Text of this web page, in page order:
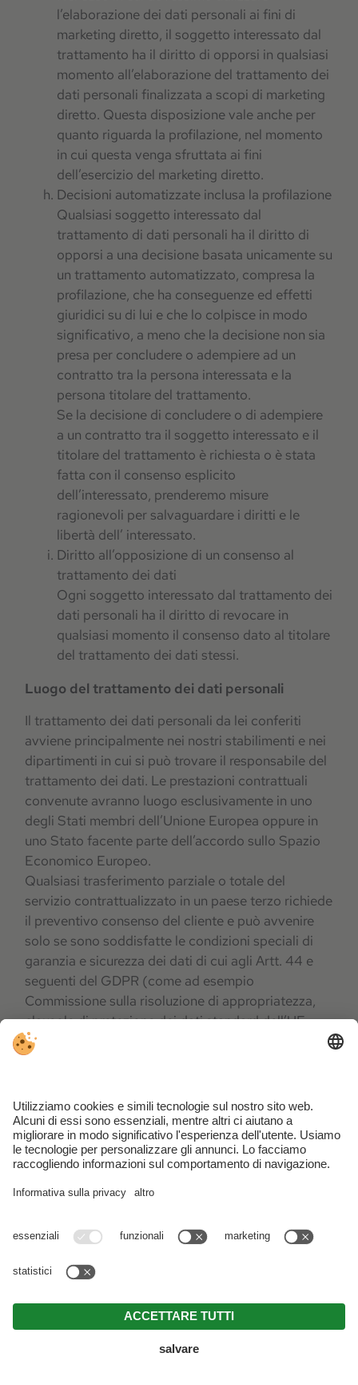
l’elaborazione dei dati personali ai fini di
marketing diretto, il soggetto interessato dal
trattamento ha il diritto di opporsi in qualsiasi
momento all’elaborazione del trattamento dei
dati personali finalizzata a scopi di marketing
diretto. Questa disposizione vale anche per
quanto riguarda la profilazione, nel momento
in cui questa venga sfruttata ai fini
dell’esercizio del marketing diretto.
Decisioni automatizzate inclusa la profilazione
Qualsiasi soggetto interessato dal
trattamento di dati personali ha il diritto di
opporsi a una decisione basata unicamente su
un trattamento automatizzato, compresa la
profilazione, che ha conseguenze ed effetti
giuridici su di lui e che lo colpisce in modo
significativo, a meno che la decisione non sia
presa per concludere o adempiere ad un
contratto tra la persona interessata e la
persona titolare del trattamento.
Se la decisione di concludere o di adempiere
a un contratto tra il soggetto interessato e il
titolare del trattamento è richiesta o è stata
fatta con il consenso esplicito
dell’interessato, prenderemo misure
ragionevoli per salvaguardare i diritti e le
libertà dell’ interessato.
Diritto all’opposizione di un consenso al
trattamento dei dati
Ogni soggetto interessato dal trattamento dei
dati personali ha il diritto di revocare in
qualsiasi momento il consenso dato al titolare
del trattamento dei dati stessi.
Luogo del trattamento dei dati personali
Il trattamento dei dati personali da lei conferiti
avviene principalmente nei nostri stabilimenti e nei
dipartimenti in cui si può trovare il responsabile del
trattamento dei dati. Le prestazioni contrattuali
convenute avranno luogo esclusivamente in uno
degli Stati membri dell’Unione Europea oppure in
uno Stato facente parte dell’accordo sullo Spazio
Economico Europeo.
Qualsiasi trasferimento parziale o totale del
servizio contrattualizzato in un paese terzo richiede
il preventivo consenso del cliente e può avvenire
solo se sono soddisfatte le condizioni speciali di
garanzia e sicurezza dei dati di cui agli Artt. 44 e
seguenti del GDPR (come ad esempio
Commissione sulla risoluzione di appropriatezza,
clausole di protezione dei dati standard dell’UE,
codici di condotta approvati).
C’è ancora molto
da vedere